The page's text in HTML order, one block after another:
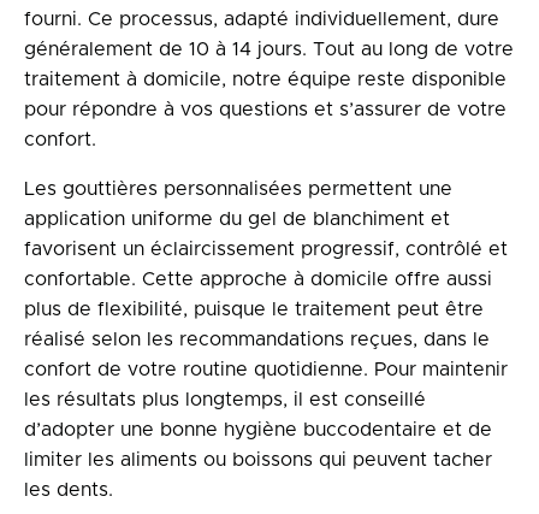
fourni. Ce processus, adapté individuellement, dure
généralement de 10 à 14 jours. Tout au long de votre
traitement à domicile, notre équipe reste disponible
pour répondre à vos questions et s’assurer de votre
confort.
Les gouttières personnalisées permettent une
application uniforme du gel de blanchiment et
favorisent un éclaircissement progressif, contrôlé et
confortable. Cette approche à domicile offre aussi
plus de flexibilité, puisque le traitement peut être
réalisé selon les recommandations reçues, dans le
confort de votre routine quotidienne. Pour maintenir
les résultats plus longtemps, il est conseillé
d’adopter une bonne hygiène buccodentaire et de
limiter les aliments ou boissons qui peuvent tacher
les dents.